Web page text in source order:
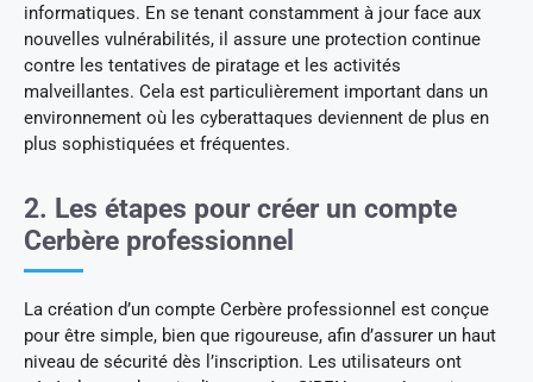
informatiques. En se tenant constamment à jour face aux
nouvelles vulnérabilités, il assure une protection continue
contre les tentatives de piratage et les activités
malveillantes. Cela est particulièrement important dans un
environnement où les cyberattaques deviennent de plus en
plus sophistiquées et fréquentes.
2. Les étapes pour créer un compte
Cerbère professionnel
La création d’un compte Cerbère professionnel est conçue
pour être simple, bien que rigoureuse, afin d’assurer un haut
niveau de sécurité dès l’inscription. Les utilisateurs ont